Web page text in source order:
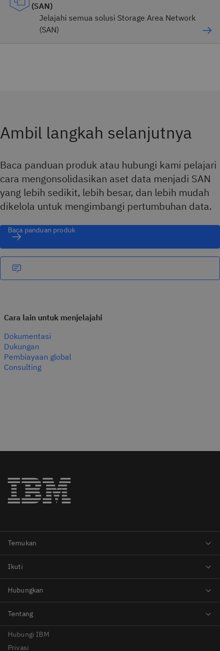
(SAN)
Jelajahi semua solusi Storage Area Network
(SAN)
Ambil langkah selanjutnya
Baca panduan produk atau hubungi kami pelajari
cara mengonsolidasikan aset data menjadi SAN
yang lebih sedikit, lebih besar, dan lebih mudah
dikelola untuk mengimbangi pertumbuhan data.
Baca panduan produk
Cara lain untuk menjelajahi
Dokumentasi
Dukungan
Pembiayaan global
Consulting
Hubungi IBM
Privasi